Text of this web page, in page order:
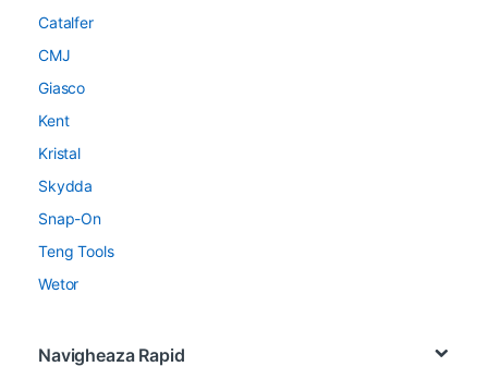
Catalfer
CMJ
Giasco
Kent
Kristal
Skydda
Snap-On
Teng Tools
Wetor
Navigheaza Rapid